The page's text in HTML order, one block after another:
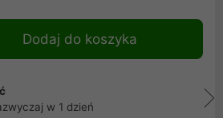
Dodaj do koszyka
w 1 dzień